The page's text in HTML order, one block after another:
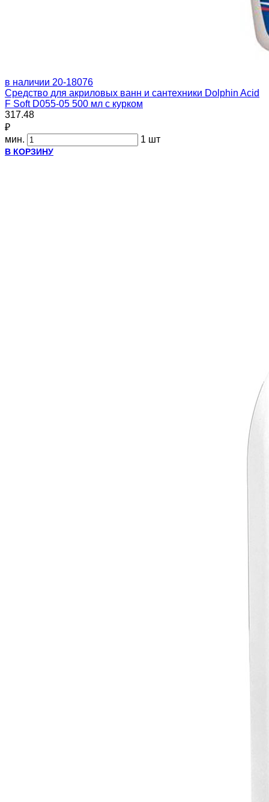
в наличии 20-18076
Средство для акриловых ванн и сантехники Dolphin Acid
F Soft D055-05 500 мл с курком
317.48
₽
мин.
1 шт
В КОРЗИНУ